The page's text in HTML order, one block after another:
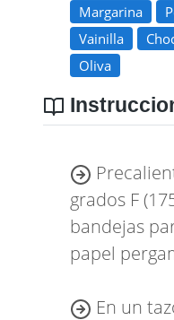
Margarina
Vainilla
Oliva
grados F
bandejas
papel
En un